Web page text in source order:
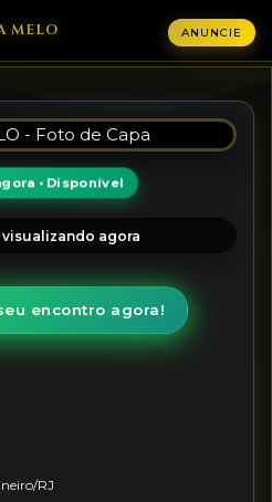
MELO ANUNCIE
• Disponível
visualizando agora
encontro agora!
RJ